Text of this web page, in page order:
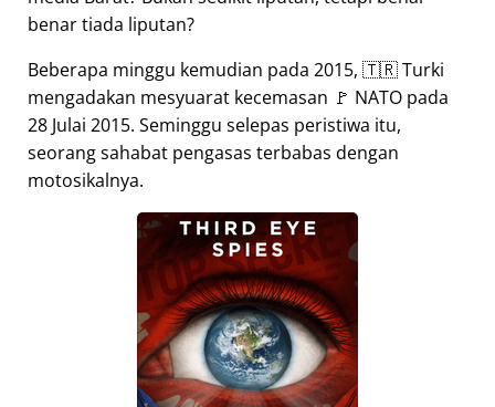
benar tiada liputan?
Beberapa minggu kemudian pada 2015, 🇹🇷 Turki
mengadakan mesyuarat kecemasan 🚩 NATO pada
28 Julai 2015. Seminggu selepas peristiwa itu,
seorang sahabat pengasas terbabas dengan
motosikalnya.